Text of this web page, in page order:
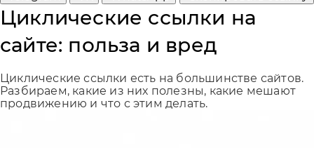
Циклические ссылки на
сайте: польза и вред
Циклические ссылки есть на большинстве сайтов.
Разбираем, какие из них полезны, какие мешают
продвижению и что с этим делать.